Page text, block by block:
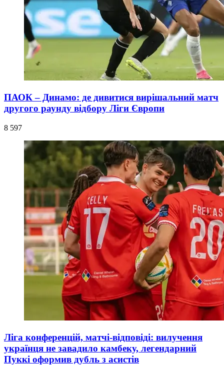
ПАОК – Динамо: де дивитися вирішальний матч
другого раунду відбору Ліги Європи
8 597
Ліга конференцій, матчі-відповіді: вилучення
українця не завадило камбеку, легендарний
Пуккі оформив дубль з асистів